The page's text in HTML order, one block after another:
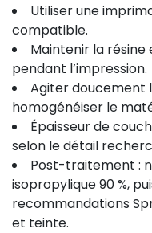
Utiliser une
compatible.
Maintenir la résine
pendant l’impression.
Agiter doucement
homogénéiser le
Épaisseur de
selon le détail
Post-traitement :
isopropylique 90 %,
recommandations
et teinte.